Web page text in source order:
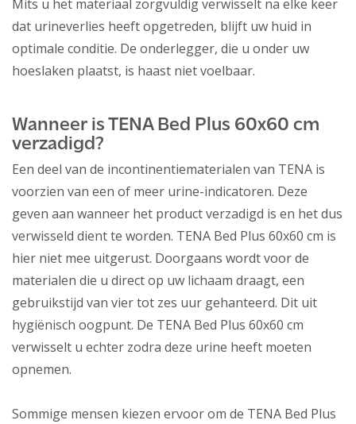
Mits u het materiaal zorgvuldig verwisselt na elke keer
dat urineverlies heeft opgetreden, blijft uw huid in
optimale conditie. De onderlegger, die u onder uw
hoeslaken plaatst, is haast niet voelbaar.
Wanneer is TENA Bed Plus 60x60 cm
verzadigd?
Een deel van de incontinentiematerialen van TENA is
voorzien van een of meer urine-indicatoren. Deze
geven aan wanneer het product verzadigd is en het dus
verwisseld dient te worden. TENA Bed Plus 60x60 cm is
hier niet mee uitgerust. Doorgaans wordt voor de
materialen die u direct op uw lichaam draagt, een
gebruikstijd van vier tot zes uur gehanteerd. Dit uit
hygiënisch oogpunt. De TENA Bed Plus 60x60 cm
verwisselt u echter zodra deze urine heeft moeten
opnemen.
Sommige mensen kiezen ervoor om de TENA Bed Plus